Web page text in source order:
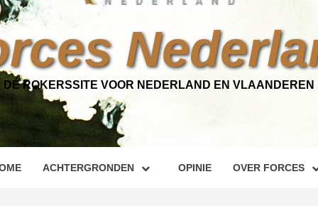
DÉ ROKERSSITE VOOR NEDERLAND EN VLAANDEREN
ACHTERGRONDEN OPINIE OVER FORCES